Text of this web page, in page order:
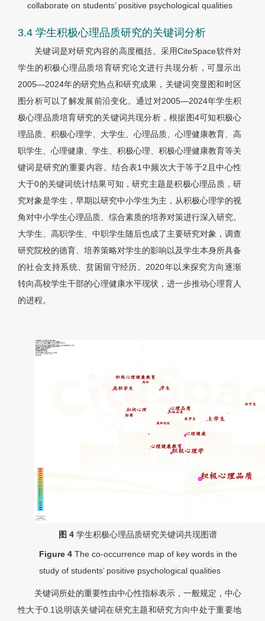
collaborate on students’ positive psychological qualities
3.4 学生积极心理品质研究的关键词分析
关键词是对研究内容的高度概括。采用CiteSpace软件对
学生的积极心理品质培育研究论文进行共现分析，可显示出
2005—2024年的研究热点和研究成果，关键词突显图和时区
图分析可以了解发展前沿变化。通过对2005—2024年学生积
极心理品质培育研究的关键词共现分析，根据图4可知积极心
理品质、积极心理学、大学生、心理品质、心理健康教育、高
职学生、心理健康、学生、积极心理、积极心理健康教育等关
键词是研究的重要内容。结合表1中频次大于等于2且中心性
大于0的关键词统计结果可知，研究主题是积极心理品质，研
究对象是学生，早期以研究中小学生为主，从积极心理学的视
角对中小学生心理品质、综合素质的培养对策进行深入研究。
大学生、高职学生、中职学生随后也成了主要研究对象，调查
研究院校的德育、培养策略对学生的影响以及学生本身所具备
的社会支持系统、贫困留守经历。2020年以来探究方向逐渐
转向高校学生干部的心理健康水平现状，进一步推动心理育人
的进程。
图 4 学生积极心理品质研究关键词共现图谱
Figure 4 The co-occurrence map of key words in the
study of students’ positive psychological qualities
关键词所处的重要性由中心性指标表示，一般规定，中心
性大于0.1说明该关键词在研究主题和研究方向中处于重要地